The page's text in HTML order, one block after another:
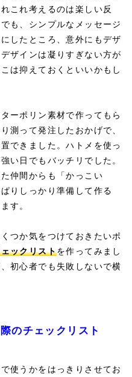
これ考えるのは楽しい反
も、シンプルなメッセージ
したところ、意外にもデザ
ザインは凝りすぎない方が
は抑えておくといいかもし
ーポリン素材で作ってもら
測って発注したおかげで、
できました。ハトメを使っ
い日でもバッチリでした。
仲間からも「かっこい
りしっかり準備して作る
す。
つか気をつけておきたいポ
ックリストを作ってみまし
初心者でも失敗しないで横
のチェックリスト
使うかをはっきりさせてお